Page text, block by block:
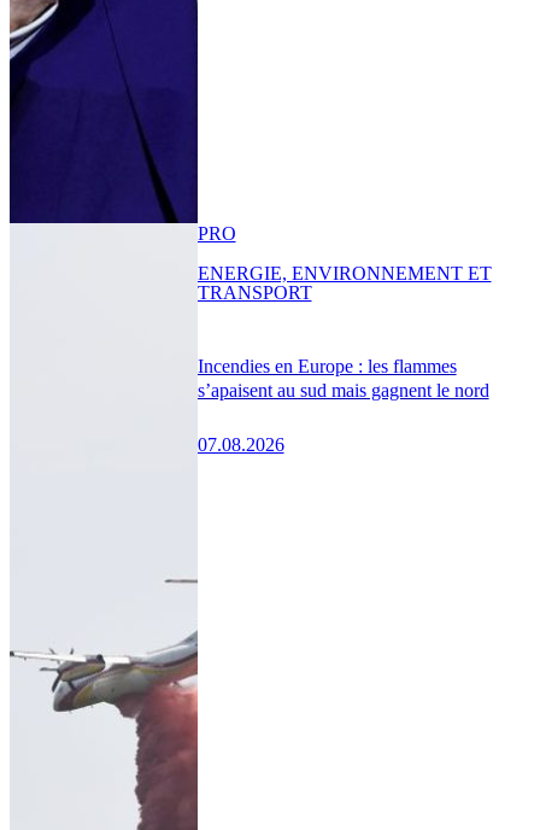
Incendies en Europe : les flammes
s’apaisent au sud mais gagnent le nord
07.08.2026
PRO
ENERGIE, ENVIRONNEMENT ET
TRANSPORT